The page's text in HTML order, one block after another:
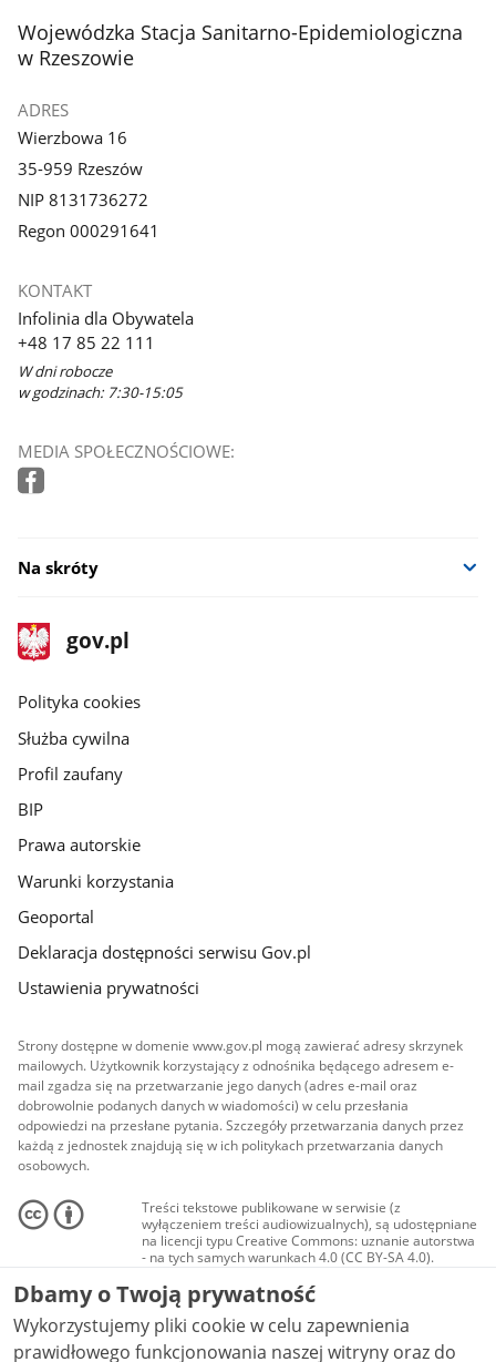
stopka
Wojewódzka Stacja Sanitarno-Epidemiologiczna
w Rzeszowie
ADRES
Wierzbowa 16
35-959 Rzeszów
NIP 8131736272
Regon 000291641
KONTAKT
Infolinia dla Obywatela
+48 17 85 22 111
W dni robocze
w godzinach: 7:30-15:05
MEDIA SPOŁECZNOŚCIOWE:
Na skróty
stopka
gov.pl
Strona
gov.pl
gov.pl
Polityka cookies
Służba cywilna
Profil zaufany
BIP
Prawa autorskie
Warunki korzystania
Geoportal
Deklaracja dostępności serwisu Gov.pl
Ustawienia prywatności
Strony dostępne w domenie www.gov.pl mogą zawierać adresy skrzynek
mailowych. Użytkownik korzystający z odnośnika będącego adresem e-
mail zgadza się na przetwarzanie jego danych (adres e-mail oraz
dobrowolnie podanych danych w wiadomości) w celu przesłania
odpowiedzi na przesłane pytania. Szczegóły przetwarzania danych przez
każdą z jednostek znajdują się w ich politykach przetwarzania danych
osobowych.
Treści tekstowe publikowane w serwisie (z
wyłączeniem treści audiowizualnych), są udostępniane
na licencji typu Creative Commons: uznanie autorstwa
- na tych samych warunkach 4.0 (CC BY-SA 4.0).
Materiały audiowizualne, w tym zdjęcia, materiały
audio i wideo, są udostępniane na licencji typu
Creative Commons: uznanie autorstwa użycie
niekomercyjne - bez utworów zależnych 4.0 (CC BY-
NC-ND 4.0), o ile nie jest to stwierdzone inaczej.
Dbamy o Twoją prywatność
Wykorzystujemy pliki cookie w celu zapewnienia
prawidłowego funkcjonowania naszej witryny oraz do